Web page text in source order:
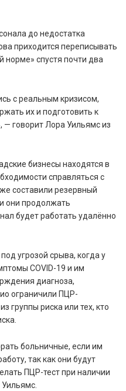
до недостатка
приходится переписывать
норме» спустя почти два
с реальным кризисом,
их и подготовить к
говорит Лора Уильямс из
бизнесы находятся в
справляться с
составили резервный
они продолжать
будет работать удалённо
угрозой срыва, когда у
COVID-19 и им
диагноза,
ограничили ПЦР-
группы риска или тех, кто
больничные, если им
так как они будут
ПЦР-тест при наличии
Уильямс.